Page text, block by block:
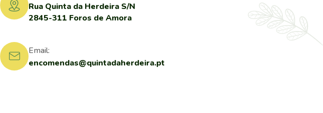
Rua Quinta da Herdeira S/N
2845-311 Foros de Amora
encomendas@quintadaherdeira.pt
Email: